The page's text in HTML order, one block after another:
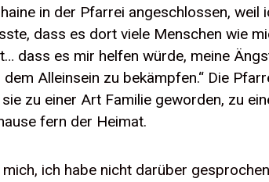
in der Pfarrei angeschlossen, weil
dass es dort viele Menschen wie
dass es mir helfen würde, meine
dem Alleinsein zu bekämpfen.“ Die
zu einer Art Familie geworden, zu
fern der Heimat.
ich habe nicht darüber